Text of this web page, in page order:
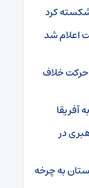
کرد
اعلام شد
حرکت خلاف
در
به چرخه